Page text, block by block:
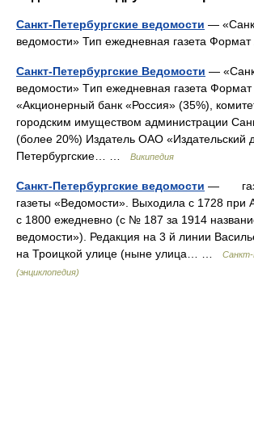
Санкт-Петербургские ведомости —
ведомости» Тип ежедневная газета
Санкт-Петербургские Ведомости —
ведомости» Tип ежедневная газета
«Акционерный банк «Россия» (35%),
городским имуществом администрации
(более 20%) Издатель ОАО «Издательский
Петербургские… …
Википедия
Санкт-Петербургские ведомости —
газеты «Ведомости». Выходила с 1728 при
с 1800 ежедневно (с № 187 за 1914
ведомости»). Редакция на 3 й линии
на Троицкой улице (ныне улица… …
(энциклопедия)